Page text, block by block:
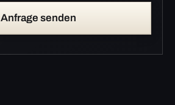
Anfrage senden